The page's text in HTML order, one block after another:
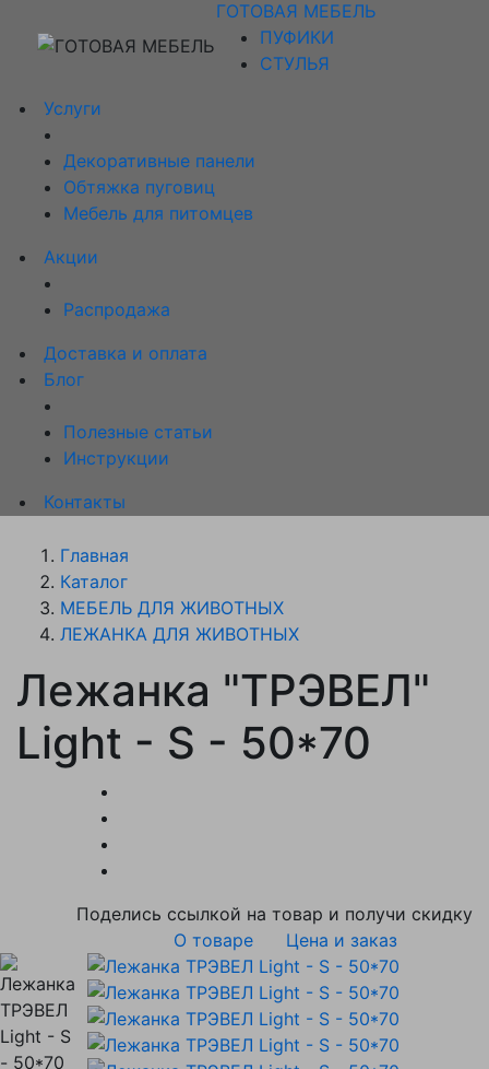
ГОТОВАЯ МЕБЕЛЬ
ПУФИКИ
СТУЛЬЯ
Услуги
Декоративные панели
Обтяжка пуговиц
Мебель для питомцев
Акции
Распродажа
Доставка и оплата
Блог
Полезные статьи
Инструкции
Контакты
Главная
Каталог
МЕБЕЛЬ ДЛЯ ЖИВОТНЫХ
ЛЕЖАНКА ДЛЯ ЖИВОТНЫХ
Лежанка "ТРЭВЕЛ"
Light - S - 50*70
Поделись ссылкой на товар и получи скидку
О товаре
Цена и заказ